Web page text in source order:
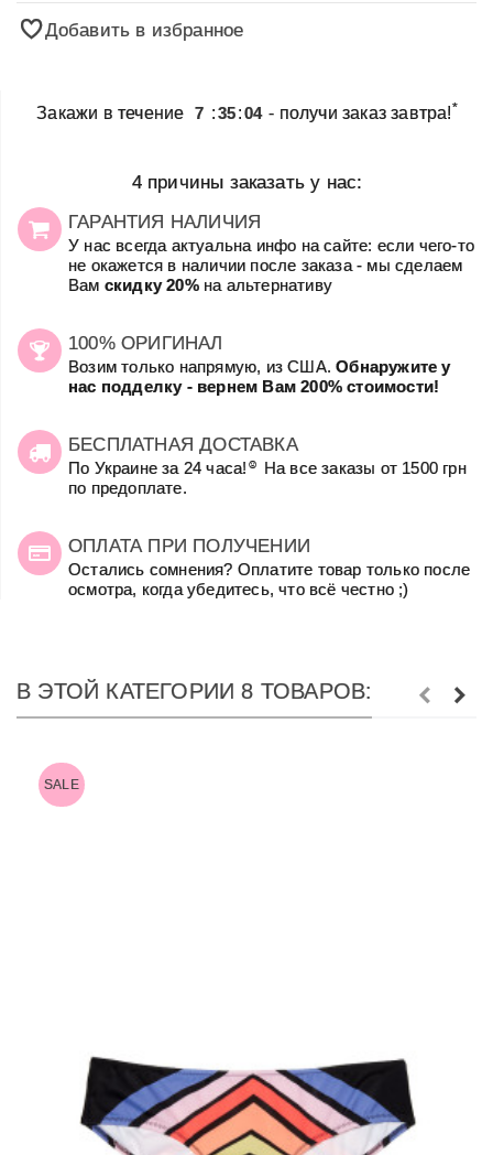
Добавить в избранное
Закажи в течение 7 :35:04 - получи заказ завтра!*
4 причины заказать у нас:
ГАРАНТИЯ НАЛИЧИЯ
У нас всегда актуальна инфо на сайте: если чего-то
не окажется в наличии после заказа - мы сделаем
Вам скидку 20%на альтернативу
100% ОРИГИНАЛ
Возим только напрямую, из США.Обнаружите у
нас подделку - вернем Вам 200% стоимости!
БЕСПЛАТНАЯ ДОСТАВКА
По Украине за 24 часа! ☺
На все заказы от 1500 грн
по предоплате.
ОПЛАТА ПРИ ПОЛУЧЕНИИ
Остались сомнения? Оплатите товар только после
осмотра, когда убедитесь, что всё честно ;)
В ЭТОЙ КАТЕГОРИИ 8 ТОВАРОВ:
SALE